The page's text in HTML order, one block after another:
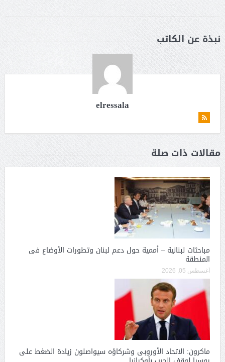
نبذة عن الكاتب
elressala
مقالات ذات صلة
مباحثات لبنانية – أممية حول دعم لبنان وتطورات الأوضاع فى
المنطقة
أغسطس 05, 2026
ماكرون: الاتحاد الأوروبى وشركاؤه سيواصلون زيادة الضغط على